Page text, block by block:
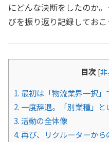
にどんな決断をしたのか
びを振り返り記録しておこ
目次 [
1. 最初は「物流業界一択」
2. 一度辞退。「別業種」
3.活動の全体像
4.再び、リクルーターか